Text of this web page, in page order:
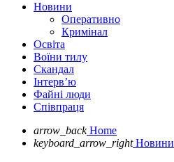
Новини
Оперативно
Кримінал
Освіта
Воїни тилу
Скандал
Інтерв’ю
Файні люди
Співпраця
arrow_back Home
keyboard_arrow_right Новини